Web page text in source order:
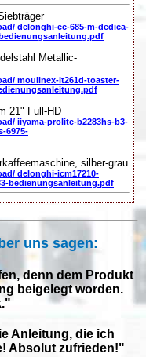
delonghi-ec-685-m-dedica-
Metallic-
moulinex-lt261d-toaster-
21" Full-HD
iiyama-prolite-b2283hs-b3-
6975-
silber-grau
delonghi-icm17210-
bedienungsanleitung.pdf
uns sagen:
denn dem Produkt
beigelegt worden.
Anleitung, die ich
Absolut zufrieden!"